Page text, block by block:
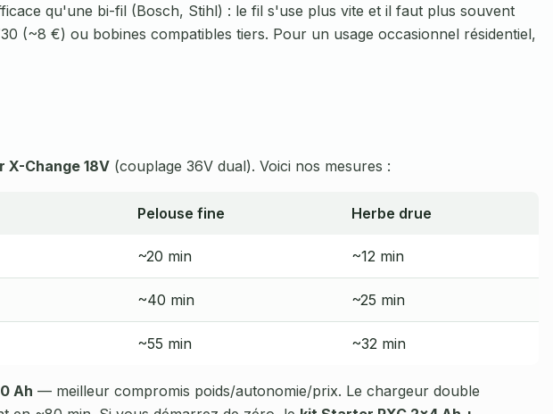
qu'une bi-fil (Bosch, Stihl) : le fil s'use plus vite et il faut plus souvent
(~8 €) ou bobines compatibles tiers. Pour un usage occasionnel résidentiel,
X-Change 18V (couplage 36V dual). Voici nos mesures :
Pelouse fine Herbe drue
~20 min ~12 min
~40 min ~25 min
~55 min ~32 min
Ah — meilleur compromis poids/autonomie/prix. Le chargeur double